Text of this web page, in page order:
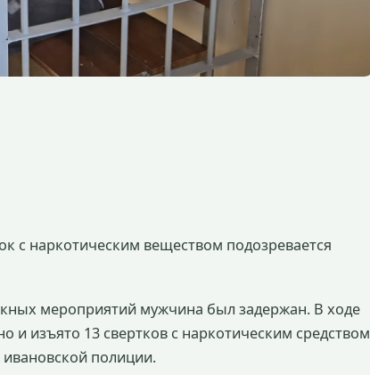
с наркотическим веществом подозревается
мероприятий мужчина был задержан. В ходе
и изъято 13 свертков с наркотическим средством
полиции.